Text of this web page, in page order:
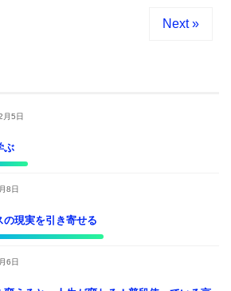
Next »
月5日
ぶ
8日
の現実を引き寄せる
6日